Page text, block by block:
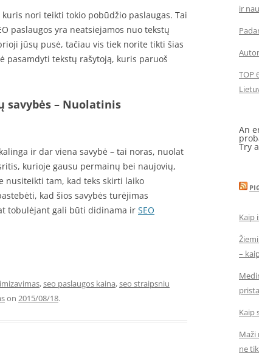
nori teikti tokio pobūdžio paslaugas. Tai
paslaugos yra neatsiejamos nuo tekstų
jūsų pusė, tačiau vis tiek norite tikti šias
pasamdyti tekstų rašytoją, kuris paruoš
savybės – Nuolatinis
ir dar viena savybė – tai noras, nuolat
kurioje gausu permainų bei naujovių,
nusiteikti tam, kad teks skirti laiko
kad šios savybės turėjimas
tobulėjant gali būti didinama ir SEO
,seo paslaugos kaina,seo straipsniu
on 2015/08/18.
ir
TOP
An
Try
Kaip
–
Kaip
Maži
ne